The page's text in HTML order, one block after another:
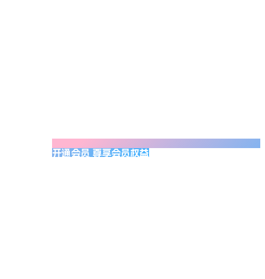
开通会员 尊享会员权益